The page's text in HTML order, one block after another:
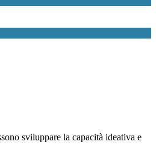
sviluppare la capacità ideativa e